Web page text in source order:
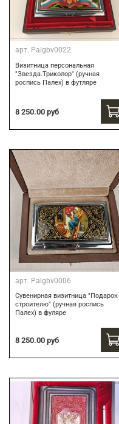
арт. Palgbv0022
Визитница персональная
"Звезда.Триколор" (ручная
роспись Палех) в футляре
8 250.00 руб
арт. Palgbv0006
Сувенирная визитница "Подарок
строителю" (ручная роспись
Палех) в фуляре
8 250.00 руб